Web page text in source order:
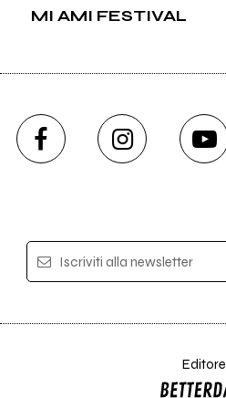
MI AMI FESTIVAL
Iscriviti alla newsletter
Editore